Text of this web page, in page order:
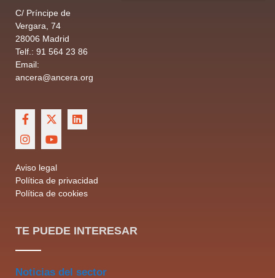
C/ Príncipe de
Vergara, 74
28006 Madrid
Telf.: 91 564 23 86
Email:
ancera@ancera.org
Aviso legal
Política de privacidad
Política de cookies
TE PUEDE INTERESAR
Noticias del sector